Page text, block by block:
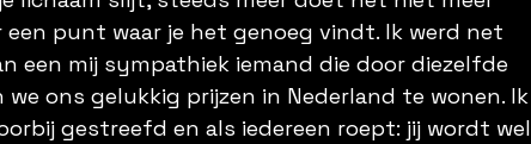
punt waar je het genoeg vindt. Ik werd net
een mij sympathiek iemand die door diezelfde
ons gelukkig prijzen in Nederland te wonen. Ik
gestreefd en als iedereen roept: jij wordt wel